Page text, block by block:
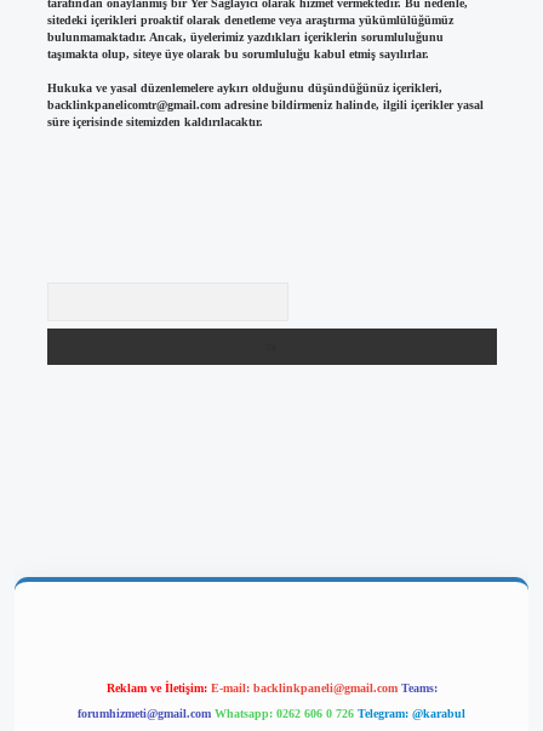
tarafından onaylanmış bir Yer Sağlayıcı olarak hizmet vermektedir. Bu nedenle,
sitedeki içerikleri proaktif olarak denetleme veya araştırma yükümlülüğümüz
bulunmamaktadır. Ancak, üyelerimiz yazdıkları içeriklerin sorumluluğunu
taşımakta olup, siteye üye olarak bu sorumluluğu kabul etmiş sayılırlar.
Hukuka ve yasal düzenlemelere aykırı olduğunu düşündüğünüz içerikleri,
backlinkpanelicomtr@gmail.comadresine bildirmeniz halinde, ilgili içerikler yasal
süre içerisinde sitemizden kaldırılacaktır.
Reklam ve İletişim: E-mail: backlinkpaneli@gmail.com Teams:
forumhizmeti@gmail.com Whatsapp: 0262 606 0 726 Telegram: @karabul